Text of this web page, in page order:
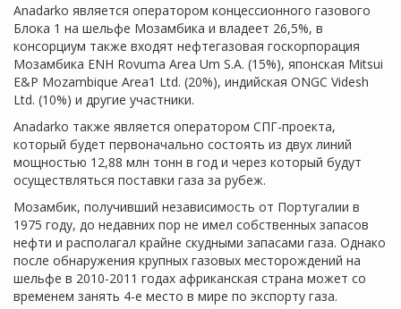
Anadarko является оператором концессионного газового
Блока 1 на шельфе Мозамбика и владеет 26,5%, в
консорциум также входят нефтегазовая госкорпорация
Мозамбика ENH Rovuma Area Um S.A. (15%), японская Mitsui
E&P Mozambique Area1 Ltd. (20%), индийская ONGC Videsh
Ltd. (10%) и другие участники.
Anadarko также является оператором СПГ-проекта,
который будет первоначально состоять из двух линий
мощностью 12,88 млн тонн в год и через который будут
осуществляться поставки газа за рубеж.
Мозамбик, получивший независимость от Португалии в
1975 году, до недавних пор не имел собственных запасов
нефти и располагал крайне скудными запасами газа. Однако
после обнаружения крупных газовых месторождений на
шельфе в 2010-2011 годах африканская страна может со
временем занять 4-е место в мире по экспорту газа.